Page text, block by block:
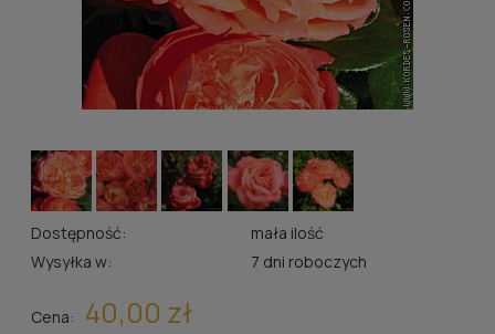
Dostępność:
mała ilość
Wysyłka w:
7 dni roboczych
Cena: 40,00 zł